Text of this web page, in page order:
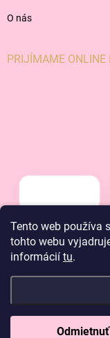
Tento web používa
tohto webu
informácií tu.
Odmietnuť
O nás
PRIJÍMAME ONLINE
Copyright